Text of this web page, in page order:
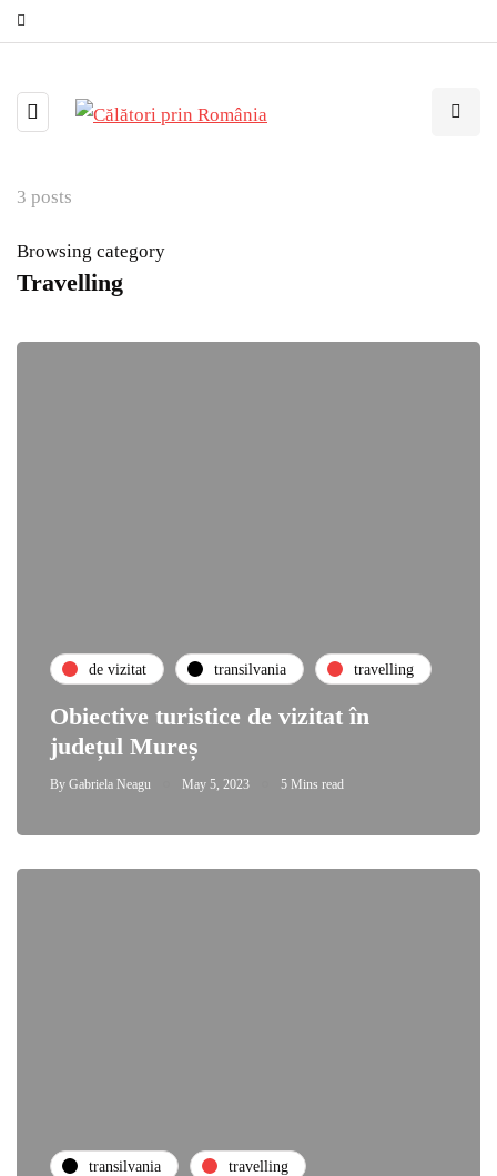
3 posts
Browsing category
Travelling
de vizitat transilvania travelling
Obiective turistice de vizitat în
județul Mureș
By Gabriela Neagu May 5, 2023 5 Mins read
transilvania travelling